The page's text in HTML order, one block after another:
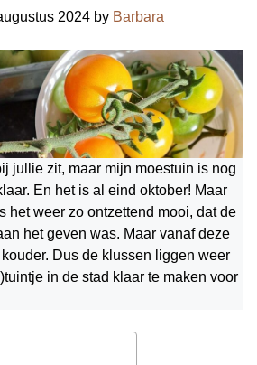
2024 by Barbara
jullie zit, maar mijn moestuin is nog
En het is al eind oktober! Maar
het weer zo ontzettend mooi, dat de
het geven was. Maar vanaf deze
Dus de klussen liggen weer
in de stad klaar te maken voor